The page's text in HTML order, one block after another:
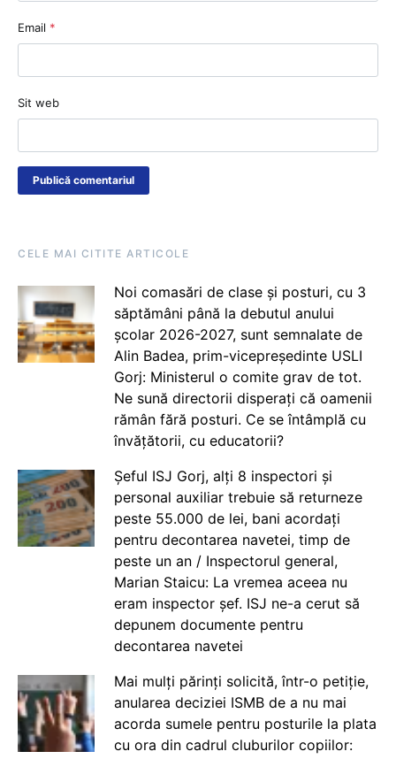
Email *
Sit web
CELE MAI CITITE ARTICOLE
Noi comasări de clase și posturi, cu 3
săptămâni până la debutul anului
școlar 2026-2027, sunt semnalate de
Alin Badea, prim-vicepreședinte USLI
Gorj: Ministerul o comite grav de tot.
Ne sună directorii disperați că oamenii
rămân fără posturi. Ce se întâmplă cu
învățătorii, cu educatorii?
Șeful ISJ Gorj, alți 8 inspectori și
personal auxiliar trebuie să returneze
peste 55.000 de lei, bani acordați
pentru decontarea navetei, timp de
peste un an / Inspectorul general,
Marian Staicu: La vremea aceea nu
eram inspector șef. ISJ ne-a cerut să
depunem documente pentru
decontarea navetei
Mai mulți părinți solicită, într-o petiție,
anularea deciziei ISMB de a nu mai
acorda sumele pentru posturile la plata
cu ora din cadrul cluburilor copiilor: